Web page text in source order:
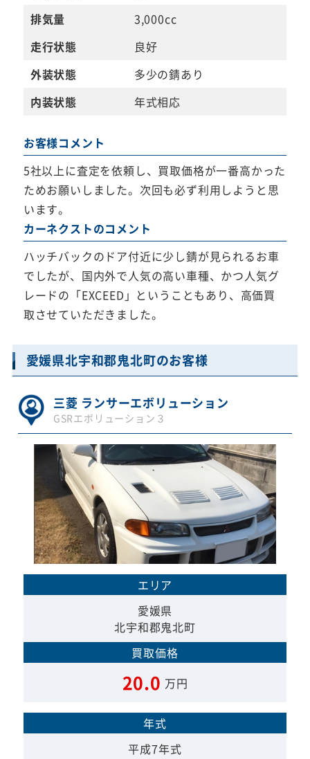
排気量
3,000cc
走行状態
良好
外装状態
多少の錆あり
内装状態
年式相応
お客様コメント
5社以上に査定を依頼し、買取価格が一番高かった
ためお願いしました。次回も必ず利用しようと思
います。
カーネクストのコメント
ハッチバックのドア付近に少し錆が見られるお車
でしたが、国内外で人気の高い車種、かつ人気グ
レードの「EXCEED」ということもあり、高価買
取させていただきました。
愛媛県北宇和郡鬼北町のお客様
三菱 ランサーエボリューション
GSRエボリューション３
エリア
愛媛県
北宇和郡鬼北町
買取価格
20.0 万円
年式
平成7年式